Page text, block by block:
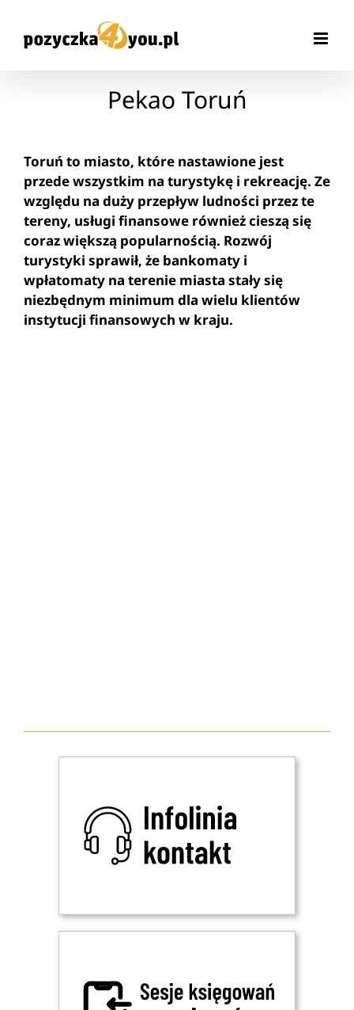
zawartości
Pekao Toruń
Toruń to miasto, które nastawione jest
przede wszystkim na turystykę i rekreację. Ze
względu na duży przepływ ludności przez te
tereny, usługi finansowe również cieszą się
coraz większą popularnością. Rozwój
turystyki sprawił, że bankomaty i
wpłatomaty na terenie miasta stały się
niezbędnym minimum dla wielu klientów
instytucji finansowych w kraju.